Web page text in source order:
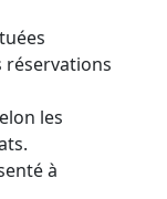
réservations
les
à